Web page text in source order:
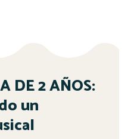
DE 2 AÑOS:
un